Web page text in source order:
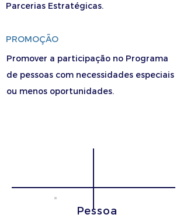
Parcerias Estratégicas.
PROMOÇÃO
Promover a participação no Programa
de pessoas com necessidades especiais
ou menos oportunidades.
Educação de
Pessoa